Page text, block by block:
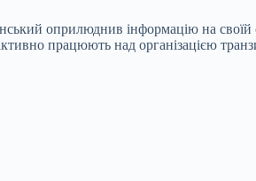
оприлюднив інформацію на своїй
працюють над організацією